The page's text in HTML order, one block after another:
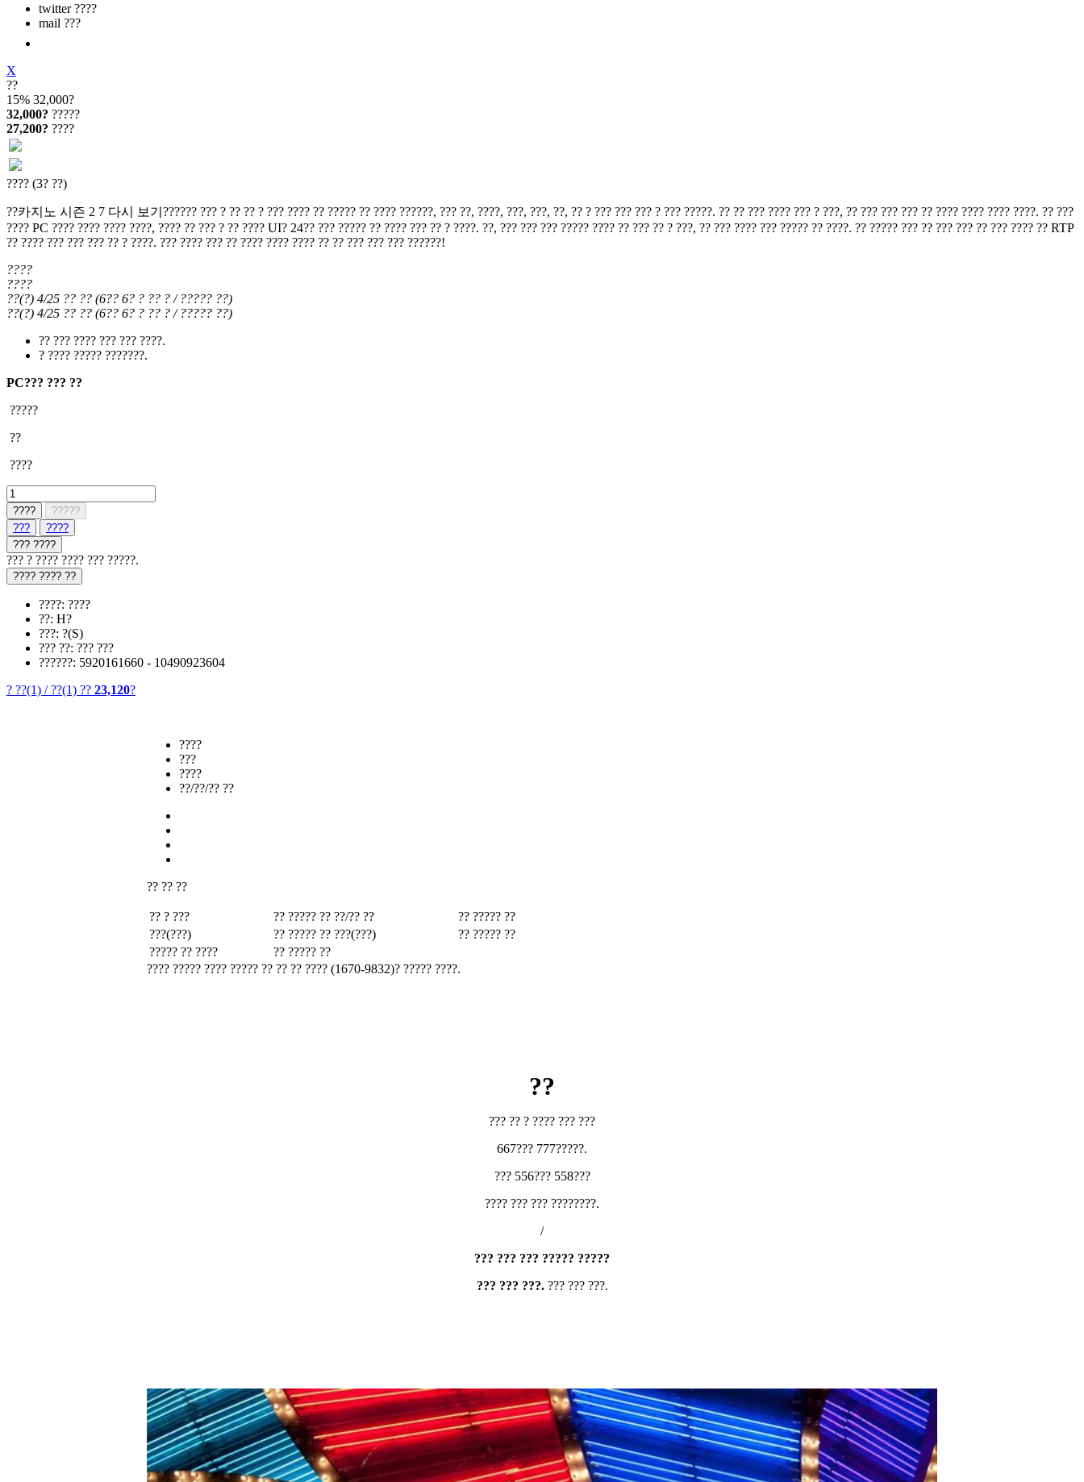
twitter ????
mail ???
X
??
15% 32,000?
32,000? ?????
27,200? ????
???? (3? ??)
??카지노 시즌 2 7 다시 보기?????? ??? ? ?? ?? ? ??? ???? ?? ????? ?? ???? ??????, ??? ??, ????, ???, ???, ??, ?? ? ??? ??? ??? ? ??? ?????. ?? ?? ??? ???? ??? ? ???, ?? ??? ??? ??? ?? ???? ???? ???? ????. ?? ???
???? PC ???? ???? ???? ????, ???? ?? ??? ? ?? ???? UI? 24?? ??? ????? ?? ???? ??? ?? ? ????. ??, ??? ??? ??? ????? ???? ?? ??? ?? ? ???, ?? ??? ???? ??? ????? ?? ????. ?? ????? ??? ?? ??? ??? ?? ??? ???? ?? RTP
?? ???? ??? ??? ??? ?? ? ????. ??? ???? ??? ?? ???? ???? ???? ?? ?? ??? ??? ??? ??????!
????
????
??(?) 4/25 ?? ?? (6?? 6? ? ?? ? / ????? ??)
??(?) 4/25 ?? ?? (6?? 6? ? ?? ? / ????? ??)
?? ??? ???? ??? ??? ????.
? ???? ????? ???????.
PC??? ??? ??
?????
??
????
????
?????
???
????
??? ????
??? ? ???? ???? ??? ?????.
???? ???? ??
????: ????
??: H?
???: ?(S)
??? ??: ??? ???
??????: 5920161660 - 10490923604
? ??(1) / ??(1) ?? 23,120?
????
???
????
??/??/?? ??
?? ?? ??
?? ? ??? ?? ????? ?? ??/?? ??
?? ????? ??
???(???)
?? ????? ?? ???(???)
?? ????? ??
????? ?? ????
?? ????? ??
???? ????? ???? ????? ?? ?? ?? ???? (1670-9832)? ????? ????.
??
??? ?? ? ???? ??? ???
667??? 777?????.
??? 556??? 558???
???? ??? ??? ????????.
/
??? ??? ??? ????? ?????
??? ??? ???.??? ??? ???.